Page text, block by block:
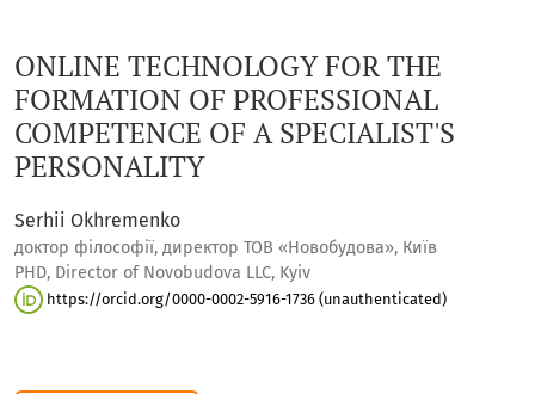
ONLINE TECHNOLOGY FOR THE
FORMATION OF PROFESSIONAL
COMPETENCE OF A SPECIALIST'S
PERSONALITY
Serhii Okhremenko
доктор філософії, директор ТОВ «Новобудова», Київ
PHD, Director of Novobudova LLC, Kyiv
https://orcid.org/0000-0002-5916-1736 (unauthenticated)